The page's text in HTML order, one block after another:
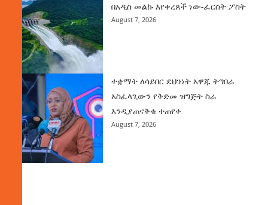
በአዲስ መልኩ እየቀረጸች ነው-ፈርስት ፖስት
August 7, 2026
ተቋማት ለሳይበር ደህንነት አዋጁ ትግበራ
አስፈላጊውን የቅድመ ዝግጅት ስራ
እንዲያጠናቅቁ ተጠየቀ
August 7, 2026